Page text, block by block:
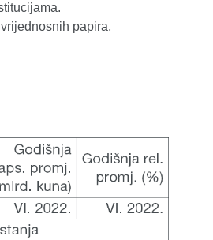
papira,